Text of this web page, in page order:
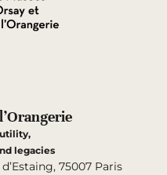
legacies
75007 Paris